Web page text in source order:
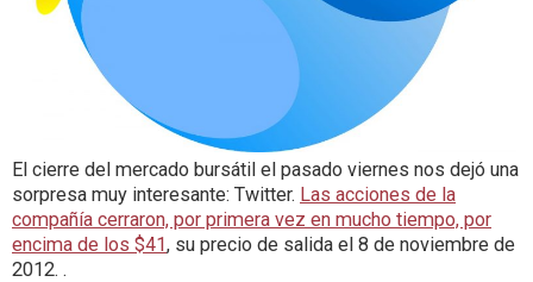
El cierre del mercado bursátil el pasado viernes nos dejó una
sorpresa muy interesante: Twitter. Las acciones de la
compañía cerraron, por primera vez en mucho tiempo, por
encima de los $41, su precio de salida el 8 de noviembre de
2012. .